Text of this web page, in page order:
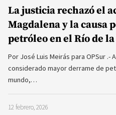
La justicia rechazó el
Magdalena y la causa
petróleo en el Río de
Por José Luis Meirás para OPSur .-
considerado mayor derrame de
mundo,…
12 febrero, 2026